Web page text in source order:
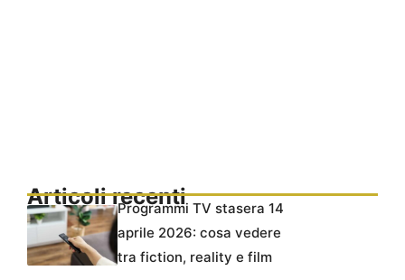
Articoli recentiProgrammi TV stasera 14
aprile 2026: cosa vedere
tra fiction, reality e film